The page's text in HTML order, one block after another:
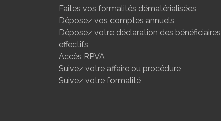
Faites vos formalités dématérialisées
Déposez vos comptes annuels
Déposez votre déclaration des bénéficiaires
effectifs
Accès RPVA
Suivez votre affaire ou procédure
Suivez votre formalité